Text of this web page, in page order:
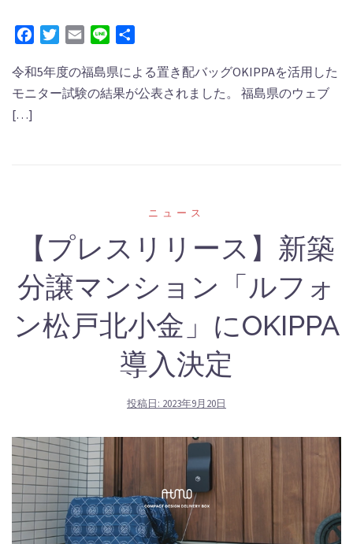
FacebookTwitterEmail Line
令和5年度の福島県による置き配バッグOKIPPAを活用した
モニター試験の結果が公表されました。 福島県のウェブ
[…]
‎ニュース
【プレスリリース】新築
分譲マンション「ルフォ
ン松戸北小金」にOKIPPA
導入決定
投稿日: 2023年9月20日